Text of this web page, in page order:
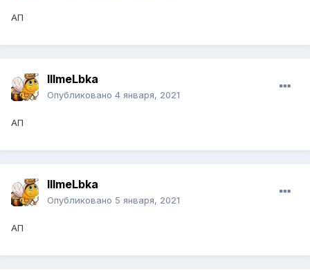
АП
IIImeLbka
Опубликовано 4 января, 2021
АП
IIImeLbka
Опубликовано 5 января, 2021
АП